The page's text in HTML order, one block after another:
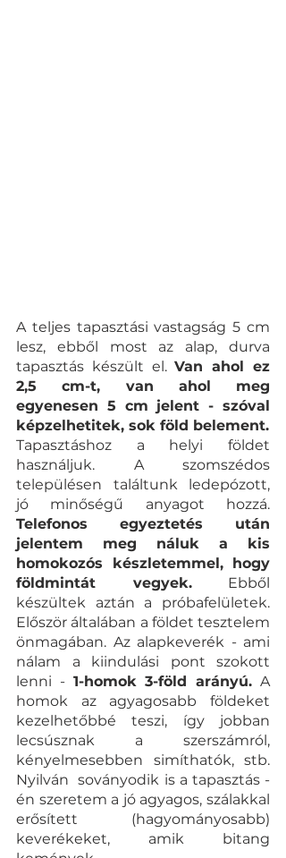
A teljes tapasztási vastagság 5 cm
lesz, ebből most az alap, durva
tapasztás készült el. Van ahol ez
2,5 cm-t, van ahol meg
egyenesen 5 cm jelent - szóval
Tapasztáshoz a helyi földet
használjuk. A szomszédos
településen találtunk ledepózott,
Telefonos egyeztetés után
jelentem meg náluk a kis
homokozós készletemmel, hogy
földmintát vegyek. Ebből
készültek aztán a próbafelületek.
Először általában a földet tesztelem
önmagában. Az alapkeverék - ami
nálam a kiindulási pont szokott
lenni - 1-homok 3-föld arányú. A
homok az agyagosabb földeket
kezelhetőbbé teszi, így jobban
lecsúsznak a szerszámról,
kényelmesebben simíthatók, stb.
Nyilván  soványodik is a tapasztás -
én szeretem a jó agyagos, szálakkal
erősített (hagyományosabb)
keverékeket, amik bitang